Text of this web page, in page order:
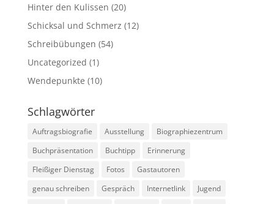
Hinter den Kulissen (20)
Schicksal und Schmerz (12)
Schreibübungen (54)
Uncategorized (1)
Wendepunkte (10)
Schlagwörter
Auftragsbiografie Ausstellung
Biographiezentrum
Buchpräsentation
Buchtipp
Erinnerung
Fleißiger Dienstag
Fotos
Gastautoren
genau schreiben
Gespräch Internetlink
Jugend